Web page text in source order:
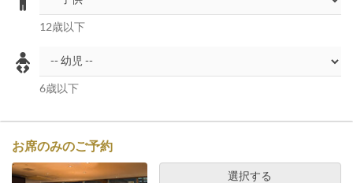
12歳以下
6歳以下
お席のみのご予約
選択する